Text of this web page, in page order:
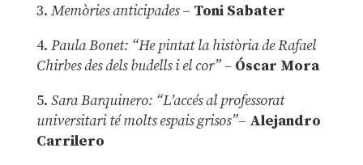
3. Memòries anticipades– Toni Sabater
4. Paula Bonet: “He pintat la història de Rafael
Chirbes des dels budells i el cor” –Óscar Mora
5. Sara Barquinero: “L’accés al professorat
universitari té molts espais grisos”– Alejandro
Carrilero